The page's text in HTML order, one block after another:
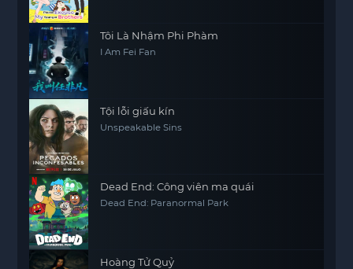
Tôi Là Nhậm Phi Phàm
I Am Fei Fan
Tội lỗi giấu kín
Unspeakable Sins
Dead End: Công viên ma quái
Dead End: Paranormal Park
Hoàng Tử Quỷ